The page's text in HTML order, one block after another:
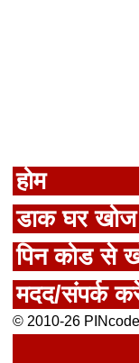
होम
डाक घर
पिन कोड से
मदद/संपर्क
© 2010-26